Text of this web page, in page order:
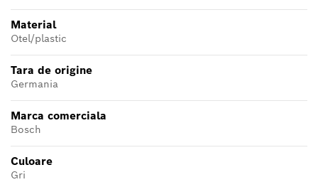
Material
Otel/plastic
Tara de origine
Germania
Marca comerciala
Bosch
Culoare
Gri